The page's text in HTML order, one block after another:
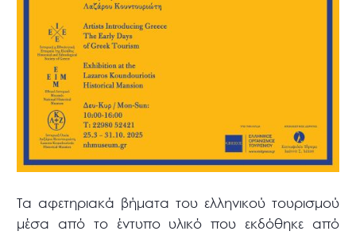
Τα αφετηριακά βήματα του ελληνικού τουρισμού
μέσα από το έντυπο υλικό που εκδόθηκε από